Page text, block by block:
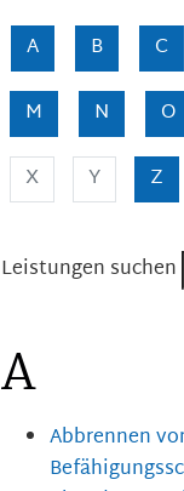
A B C
M
N O
X
Y Z
Leistungen suchen
A
Abbrennen